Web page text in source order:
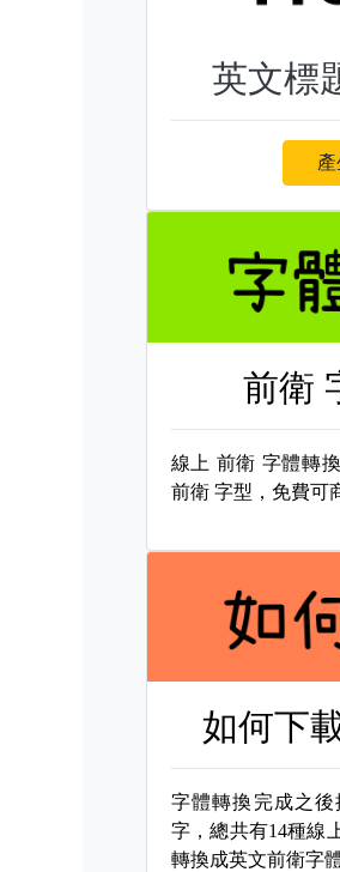
英文標
產
前衛
線上 前衛 字體轉
前衛 字型，免費可
如何下
字體轉換完成之
字，總共有14種線
轉換成英文前衛字